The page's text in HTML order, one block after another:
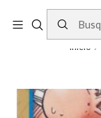
Inicio